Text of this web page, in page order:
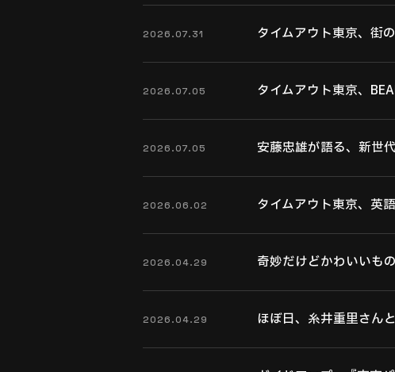
2026.07.31 タイムアウト東京、街
2026.07.05 タイムアウト東京、
2026.07.05 安藤忠雄が語る、新世
2026.06.02 タイムアウト東京、英
2026.04.29 奇妙だけどかわいいも
2026.04.29 ほぼ日、糸井重里さん